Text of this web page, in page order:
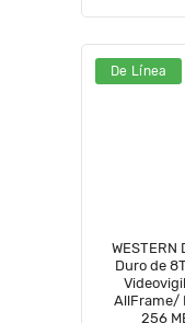
De Línea
WESTERN
Duro de
AllFrame/
256